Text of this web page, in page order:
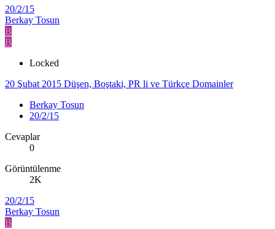
20/2/15
Berkay Tosun
B
B
Locked
20 Şubat 2015 Düşen, Boştaki, PR li ve Türkçe Domainler
Berkay Tosun
20/2/15
Cevaplar
0
Görüntülenme
2K
20/2/15
Berkay Tosun
B